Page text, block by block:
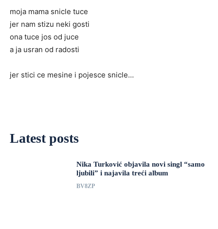
moja mama snicle tuce
jer nam stizu neki gosti
ona tuce jos od juce
a ja usran od radosti
jer stici ce mesine i pojesce snicle…
Latest posts
Nika Turković objavila novi singl “samo
ljubili” i najavila treći album
BV8ZP